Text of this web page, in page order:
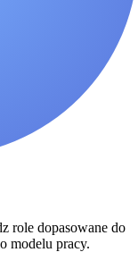
role dopasowane do
modelu pracy.